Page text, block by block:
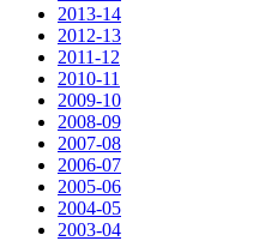
2013-14
2012-13
2011-12
2010-11
2009-10
2008-09
2007-08
2006-07
2005-06
2004-05
2003-04